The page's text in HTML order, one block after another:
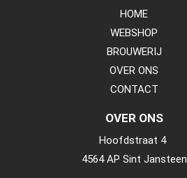
HOME
WEBSHOP
BROUWERIJ
OVER ONS
CONTACT
OVER ONS
Hoofdstraat 4
4564 AP Sint Jansteen